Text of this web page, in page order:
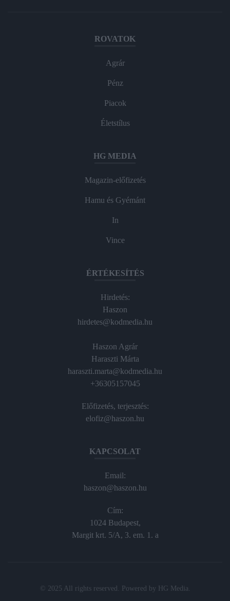
ROVATOK
Agrár
Pénz
Piacok
Életstílus
HG MEDIA
Magazin-előfizetés
Hamu és Gyémánt
In
Vince
ÉRTÉKESÍTÉS
Hirdetés:
Haszon
hirdetes@kodmedia.hu
Haszon Agrár
Haraszti Márta
haraszti.marta@kodmedia.hu
+36305157045
Előfizetés, terjesztés:
elofiz@haszon.hu
KAPCSOLAT
Email:
haszon@haszon.hu
Cím:
1024 Budapest,
Margit krt. 5/A, 3. em. 1. a
© 2025 All rights reserved. Powered by HG Media